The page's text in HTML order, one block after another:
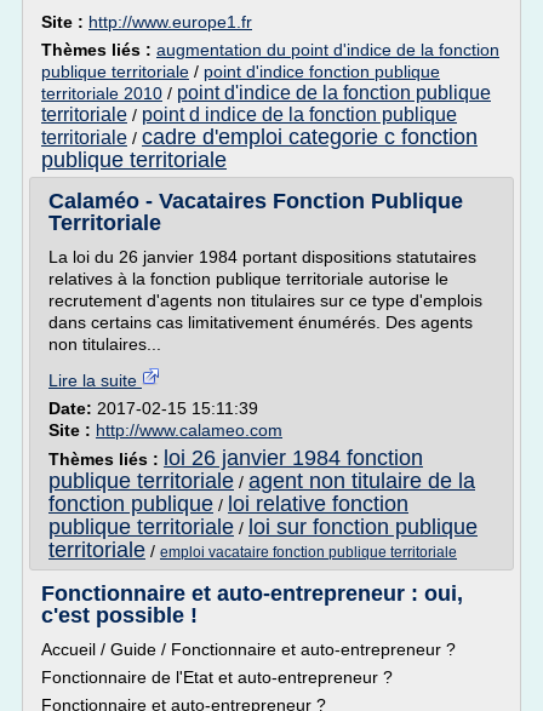
Site : http://www.europe1.fr
Thèmes liés : augmentation du point d'indice de la fonction
publique territoriale / point d'indice fonction publique
territoriale 2010 / point d'indice de la fonction publique
territoriale / point d indice de la fonction publique
territoriale / cadre d'emploi categorie c fonction
publique territoriale
Calaméo - Vacataires Fonction Publique
Territoriale
La loi du 26 janvier 1984 portant dispositions statutaires
relatives à la fonction publique territoriale autorise le
recrutement d'agents non titulaires sur ce type d'emplois
dans certains cas limitativement énumérés. Des agents
non titulaires...
Lire la suite
Date: 2017-02-15 15:11:39
Site : http://www.calameo.com
Thèmes liés : loi 26 janvier 1984 fonction
publique territoriale / agent non titulaire de la
fonction publique / loi relative fonction
publique territoriale / loi sur fonction publique
territoriale / emploi vacataire fonction publique territoriale
Fonctionnaire et auto-entrepreneur : oui,
c'est possible !
Accueil / Guide / Fonctionnaire et auto-entrepreneur ?
Fonctionnaire de l'Etat et auto-entrepreneur ?
Fonctionnaire et auto-entrepreneur ?